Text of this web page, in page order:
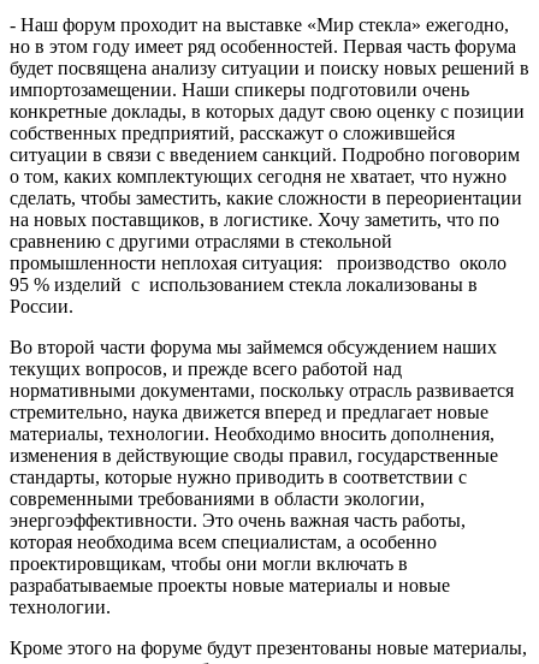
- Наш форум проходит на выставке «Мир стекла» ежегодно,
но в этом году имеет ряд особенностей. Первая часть форума
будет посвящена анализу ситуации и поиску новых решений в
импортозамещении. Наши спикеры подготовили очень
конкретные доклады, в которых дадут свою оценку с позиции
собственных предприятий, расскажут о сложившейся
ситуации в связи с введением санкций. Подробно поговорим
о том, каких комплектующих сегодня не хватает, что нужно
сделать, чтобы заместить, какие сложности в переориентации
на новых поставщиков, в логистике. Хочу заметить, что по
сравнению с другими отраслями в стекольной
промышленности неплохая ситуация: производство около
95 % изделий с использованием стекла локализованы в
России.
Во второй части форума мы займемся обсуждением наших
текущих вопросов, и прежде всего работой над
нормативными документами, поскольку отрасль развивается
стремительно, наука движется вперед и предлагает новые
материалы, технологии. Необходимо вносить дополнения,
изменения в действующие своды правил, государственные
стандарты, которые нужно приводить в соответствии с
современными требованиями в области экологии,
энергоэффективности. Это очень важная часть работы,
которая необходима всем специалистам, а особенно
проектировщикам, чтобы они могли включать в
разрабатываемые проекты новые материалы и новые
технологии.
Кроме этого на форуме будут презентованы новые материалы,